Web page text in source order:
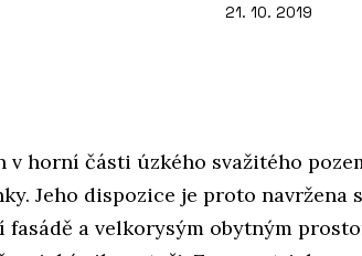
21. 10. 2019
v horní části úzkého svažitého
Jeho dispozice je proto navržena
a velkorysým obytným